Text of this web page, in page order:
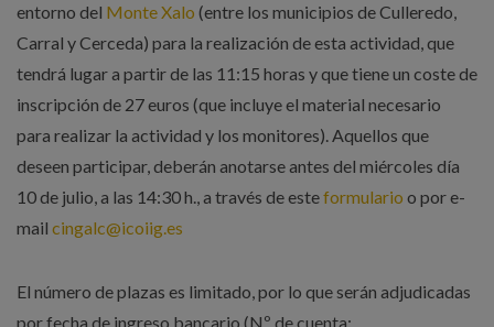
entorno del Monte Xalo (entre los municipios de Culleredo,
Carral y Cerceda) para la realización de esta actividad, que
tendrá lugar a partir de las 11:15 horas y que tiene un coste de
inscripción de 27 euros (que incluye el material necesario
para realizar la actividad y los monitores). Aquellos que
deseen participar, deberán anotarse antes del miércoles día
10 de julio, a las 14:30 h., a través de esteformulario o por e-
mail cingalc@icoiig.es
El número de plazas es limitado, por lo que serán adjudicadas
por fecha de ingreso bancario (Nº de cuenta: